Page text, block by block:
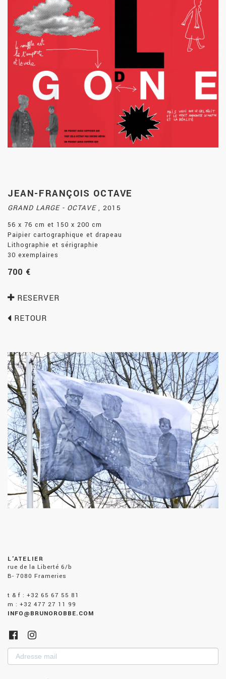
JEAN-FRANÇOIS OCTAVE
GRAND LARGE - OCTAVE , 2015
56 x 76 cm et 150 x 200 cm
Paipier cartographique et drapeau
Lithographie et sérigraphie
30 exemplaires
700 €
RESERVER
RETOUR
L'ATELIER
rue de la Liberté 6/b
B- 7080 Frameries
t & f : +32 65 67 55 81
m : +32 477 27 11 99
INFO@BRUNOROBBE.COM
Adresse
mail